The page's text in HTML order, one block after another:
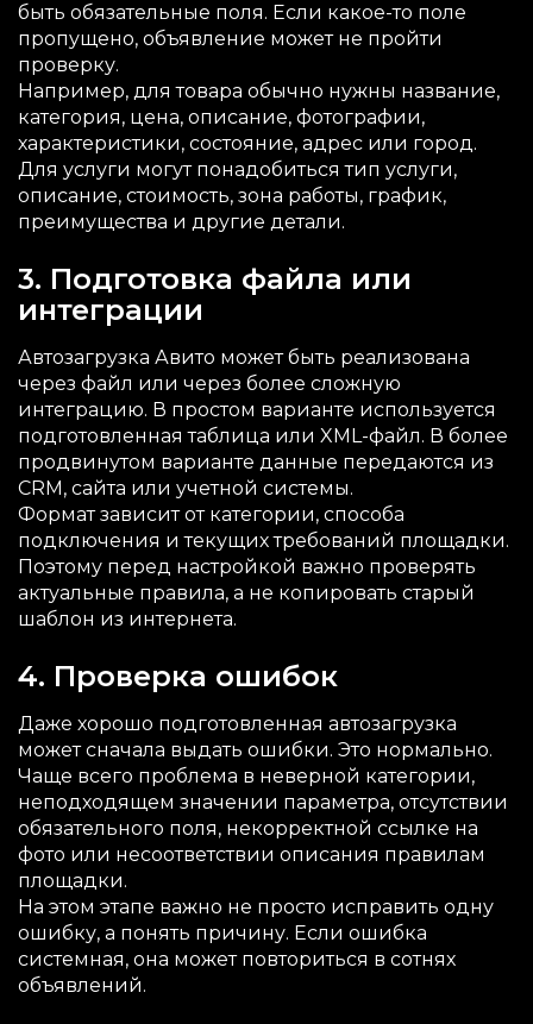
быть обязательные поля. Если какое-то поле
пропущено, объявление может не пройти
проверку.
Например, для товара обычно нужны название,
категория, цена, описание, фотографии,
характеристики, состояние, адрес или город.
Для услуги могут понадобиться тип услуги,
описание, стоимость, зона работы, график,
преимущества и другие детали.
3. Подготовка файла или
интеграции
Автозагрузка Авито может быть реализована
через файл или через более сложную
интеграцию. В простом варианте используется
подготовленная таблица или XML-файл. В более
продвинутом варианте данные передаются из
CRM, сайта или учетной системы.
Формат зависит от категории, способа
подключения и текущих требований площадки.
Поэтому перед настройкой важно проверять
актуальные правила, а не копировать старый
шаблон из интернета.
4. Проверка ошибок
Даже хорошо подготовленная автозагрузка
может сначала выдать ошибки. Это нормально.
Чаще всего проблема в неверной категории,
неподходящем значении параметра, отсутствии
обязательного поля, некорректной ссылке на
фото или несоответствии описания правилам
площадки.
На этом этапе важно не просто исправить одну
ошибку, а понять причину. Если ошибка
системная, она может повториться в сотнях
объявлений.